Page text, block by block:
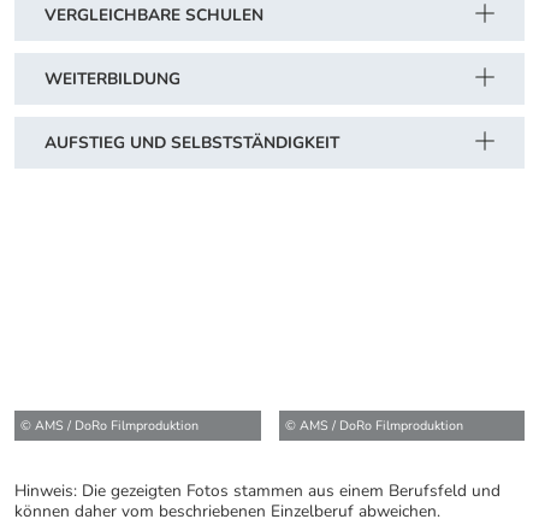
VERGLEICHBARE SCHULEN
WEITERBILDUNG
AUFSTIEG UND SELBSTSTÄNDIGKEIT
© AMS / DoRo Filmproduktion © AMS / DoRo Filmproduktion
Hinweis: Die gezeigten Fotos stammen aus einem Berufsfeld und
können daher vom beschriebenen Einzelberuf abweichen.